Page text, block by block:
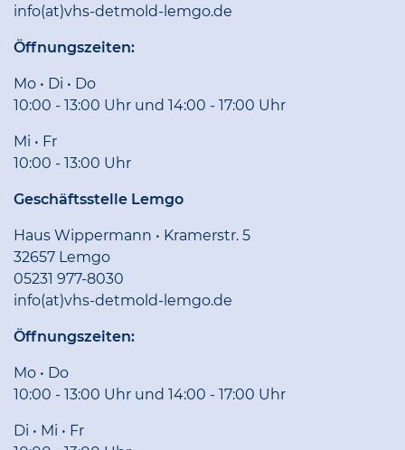
info(at)vhs-detmold-lemgo.de
Öffnungszeiten:
Mo • Di • Do
10:00 - 13:00 Uhr und 14:00 - 17:00 Uhr
Mi • Fr
10:00 - 13:00 Uhr
Geschäftsstelle Lemgo
Haus Wippermann • Kramerstr. 5
32657 Lemgo
05231 977-8030
info(at)vhs-detmold-lemgo.de
Öffnungszeiten:
Mo • Do
10:00 - 13:00 Uhr und 14:00 - 17:00 Uhr
Di • Mi • Fr